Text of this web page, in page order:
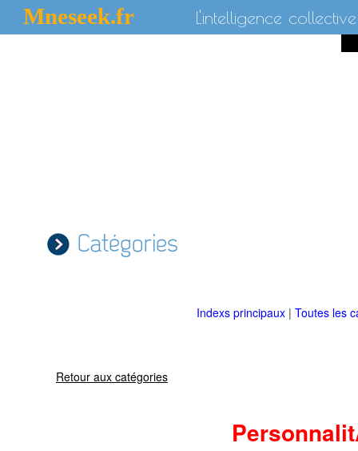
Mneseek.fr L'intelligence collective
Catégories
Indexs principaux | Toutes les
Retour aux catégories